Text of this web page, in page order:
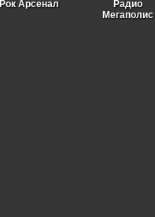
Рок Арсенал
Радио
Мегаполис